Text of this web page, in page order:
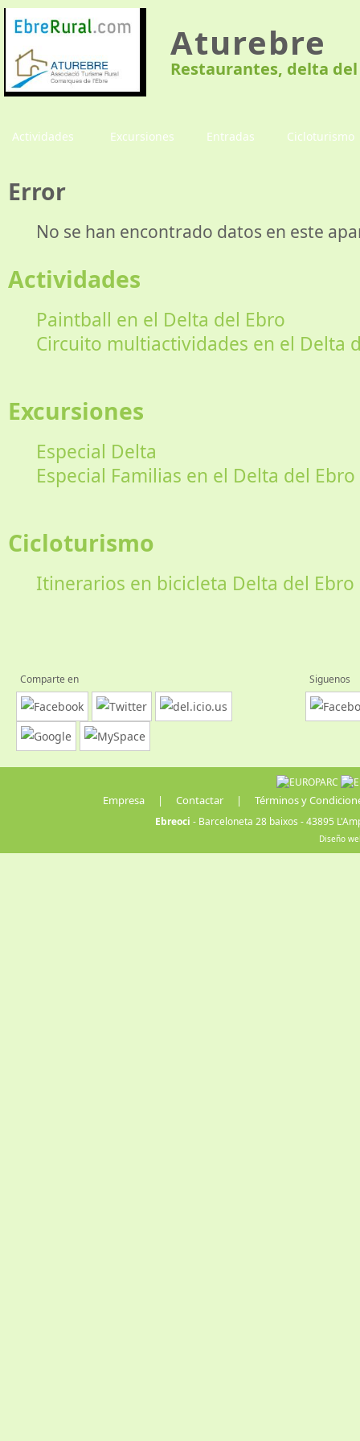
Aturebre
Restaurantes, delta del
Actividades Excursiones Entradas Cicloturismo
Error
No se han encontrado datos en este
Actividades
Paintball en el Delta del Ebro
Circuito multiactividades en el Delta
Excursiones
Especial Delta
Especial Familias en el Delta del Ebro
Cicloturismo
Itinerarios en bicicleta Delta del Ebro
Comparte en Siguenos
Empresa | Contactar | Términos y
Ebreoci - Barceloneta 28 baixos - 43895
Diseño